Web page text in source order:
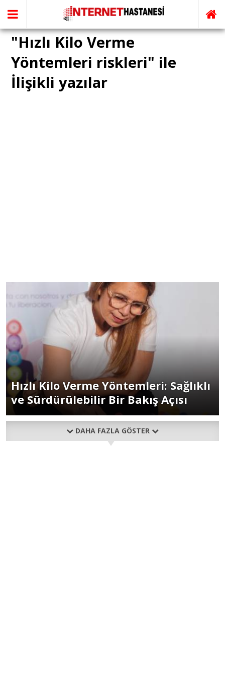
"Hızlı Kilo Verme
Yöntemleri riskleri" ile
İlişikli yazılar
Hızlı Kilo Verme Yöntemleri: Sağlıklı
ve Sürdürülebilir Bir Bakış Açısı
DAHA FAZLA GÖSTER